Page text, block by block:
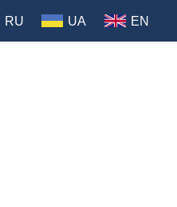
RU UA EN